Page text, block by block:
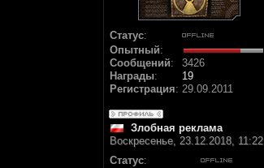
Статус:
Опытный:
Сообщений:
3426
Награды:
19
Регистрация: 29.09.2011
Злобная реклама
Воскресенье, 23.12.2018, 11:22
Статус: